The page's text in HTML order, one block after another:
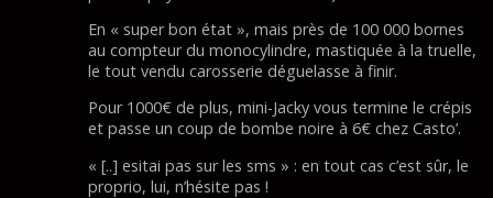
En « super bon état », mais près de 100 000 bornes
au compteur du monocylindre, mastiquée à la truelle,
le tout vendu carosserie déguelasse à finir.
Pour 1000€ de plus, mini-Jacky vous termine le crépis
et passe un coup de bombe noire à 6€ chez Casto’.
« [..] esitai pas sur les sms » : en tout cas c’est sûr, le
proprio, lui, n’hésite pas !